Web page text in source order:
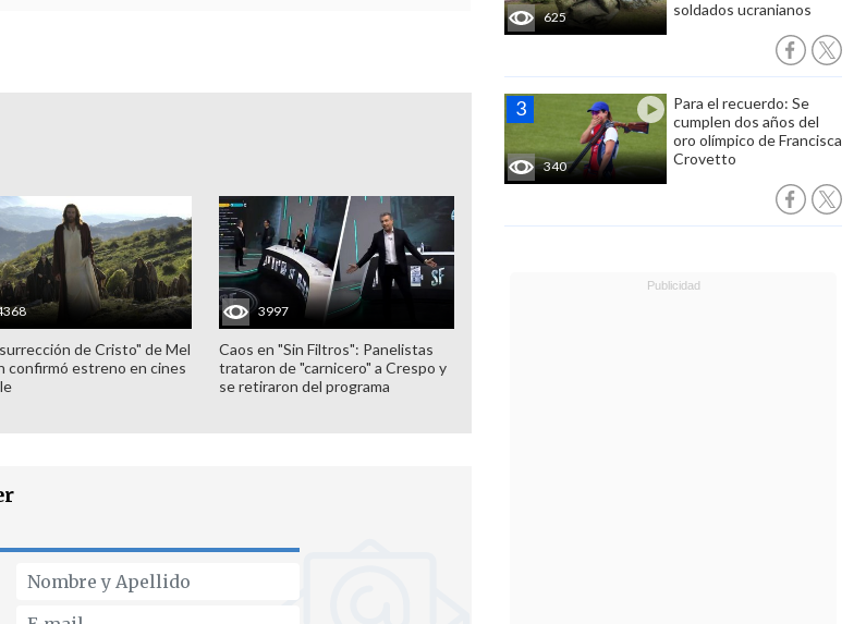
625
soldados ucranianos
340
Para el recuerdo: Se
cumplen dos años del
oro olímpico de Francisca
Crovetto
de Cristo" de Mel
confirmó estreno en cines
3997
Caos en "Sin Filtros": Panelistas
trataron de "carnicero" a Crespo y
se retiraron del programa